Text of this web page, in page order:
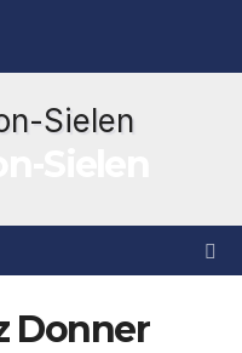
Donner